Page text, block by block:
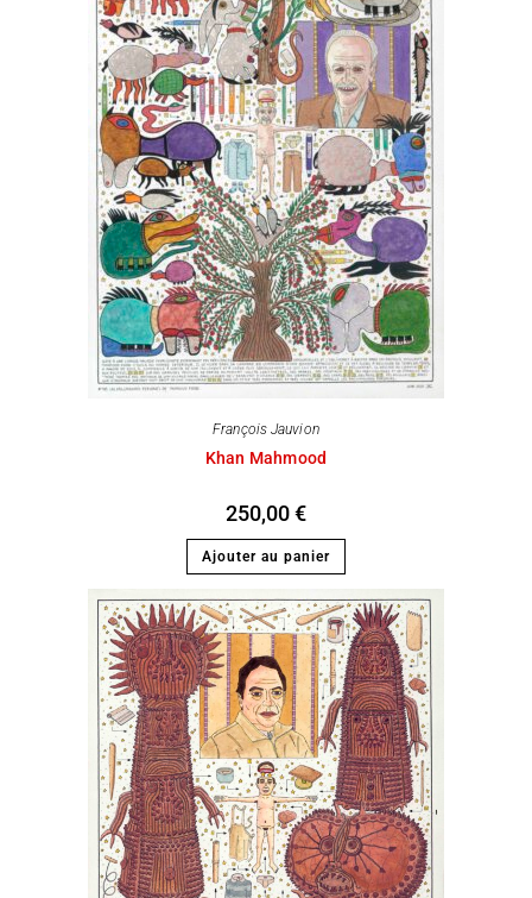
François Jauvion
Khan Mahmood
250,00€
Ajouter au panier